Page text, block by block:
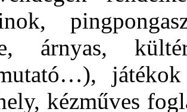
árnyas,
kézműves